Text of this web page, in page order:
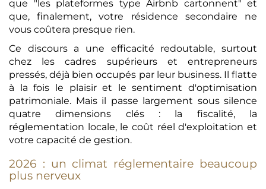
que "les plateformes type Airbnb cartonnent" et
que, finalement, votre résidence secondaire ne
vous coûtera presque rien.
Ce discours a une efficacité redoutable, surtout
chez les cadres supérieurs et entrepreneurs
pressés, déjà bien occupés par leur business. Il flatte
à la fois le plaisir et le sentiment d'optimisation
patrimoniale. Mais il passe largement sous silence
quatre dimensions clés : la fiscalité, la
réglementation locale, le coût réel d'exploitation et
votre capacité de gestion.
2026 : un climat réglementaire beaucoup
plus nerveux